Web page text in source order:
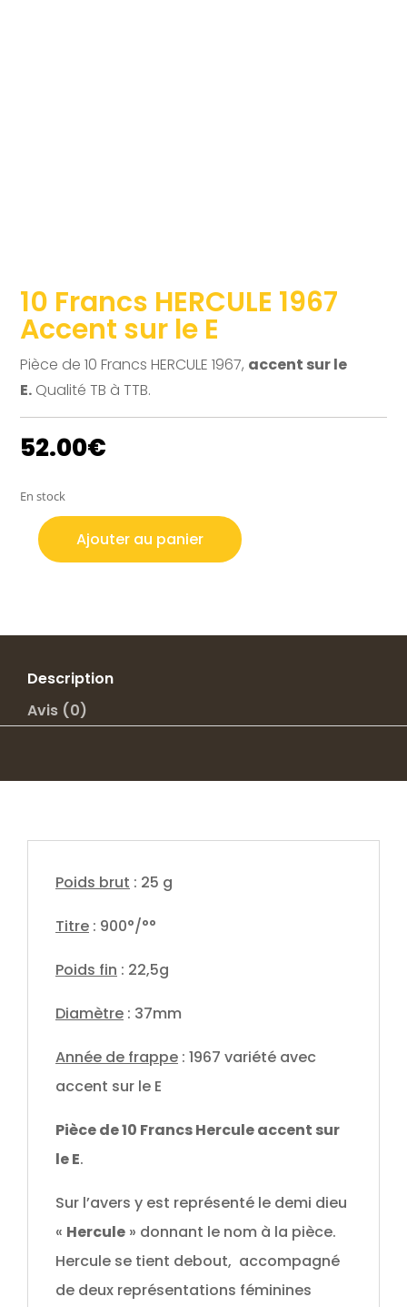
10 Francs HERCULE 1967
Accent sur le E
Pièce de 10 Francs HERCULE 1967, accent sur le
E. Qualité TB à TTB.
52.00€
En stock
quantité
Accent
le
E
Ajouter au panier
Description
Avis (0)
Poids brut : 25 g
Titre : 900°/°°
Poids fin : 22,5g
Diamètre : 37mm
Année de frappe : 1967 variété avec
accent sur le E
Pièce de 10 Francs Hercule accent sur
le E.
Sur l’avers y est représenté le demi dieu
« Hercule » donnant le nom à la pièce.
Hercule se tient debout, accompagné
de deux représentations féminines